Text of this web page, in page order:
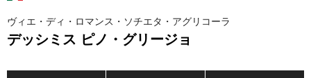
ヴィエ・ディ・ロマンス・ソチエタ・アグリコーラ
デッシミス ピノ・グリージョ